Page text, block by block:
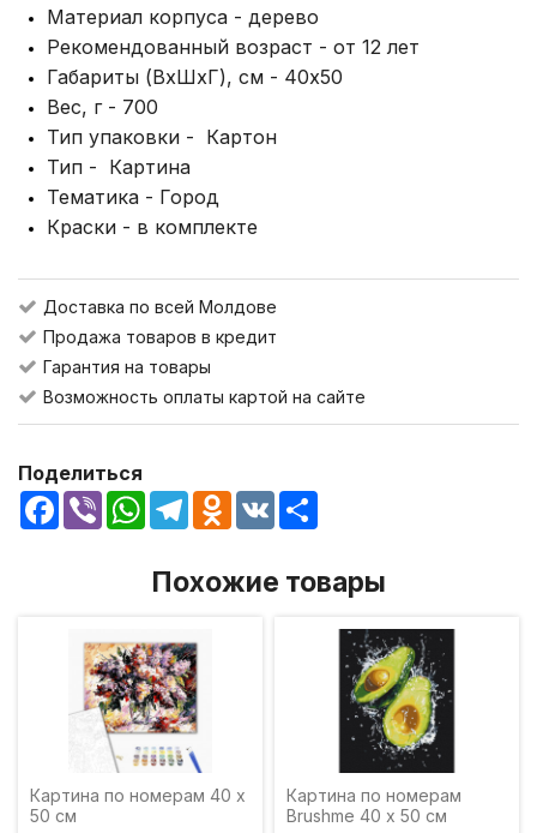
Материал корпуса - дерево
Рекомендованный возраст - от 12 лет
Габариты (ВxШxГ), см - 40x50
Вес, г - 700
Тип упаковки - Картон
Тип - Картина
Тематика - Город
Краски - в комплекте
Доставка по всей Молдове
Продажа товаров в кредит
Гарантия на товары
Возможность оплаты картой на сайте
Поделиться
Facebook
Viber WhatsApp
TelegramOdnoklassniki
VK
Похожие товары
Картина по номерам 40 x
50 см
Картина по номерам
Brushme 40 х 50 см